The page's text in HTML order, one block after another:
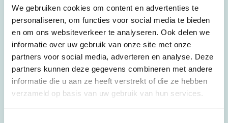
We gebruiken cookies om content en advertenties te
personaliseren, om functies voor social media te bieden
en om ons websiteverkeer te analyseren. Ook delen we
informatie over uw gebruik van onze site met onze
partners voor social media, adverteren en analyse. Deze
partners kunnen deze gegevens combineren met andere
informatie die u aan ze heeft verstrekt of die ze hebben
verzameld op basis van uw gebruik van hun services.
0,025 kg
Brands
Imet®
Parts
Switches, joysticks &
Country of Origin
(CO)